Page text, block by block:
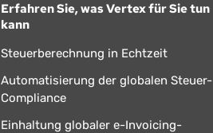
Erfahren Sie, was Vertex für Sie tun
kann
Steuerberechnung in Echtzeit
Automatisierung der globalen Steuer-
Compliance
Einhaltung globaler e-Invoicing-